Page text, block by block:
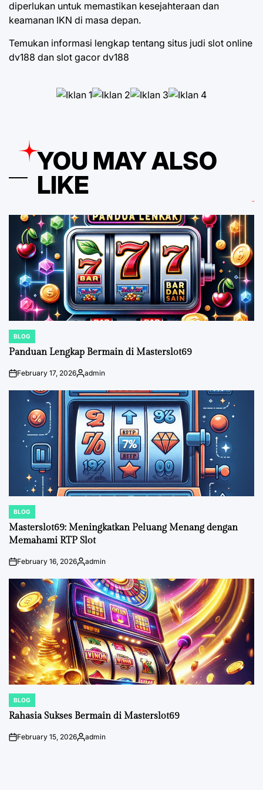
diperlukan untuk memastikan kesejahteraan dan
keamanan IKN di masa depan.
Temukan informasi lengkap tentang situs judi slot online
dv188 dan slot gacor dv188
YOU MAY ALSO
LIKE
POSTED
IN
BLOG
Panduan Lengkap Bermain di Masterslot69
onFebruary 17, 2026Posted
admin
POSTED
IN
BLOG
Masterslot69: Meningkatkan Peluang Menang dengan
Memahami RTP Slot
onFebruary 16, 2026Posted
admin
POSTED
IN
BLOG
Rahasia Sukses Bermain di Masterslot69
onFebruary 15, 2026Posted
admin